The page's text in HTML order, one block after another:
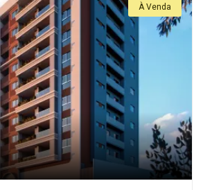
À Venda